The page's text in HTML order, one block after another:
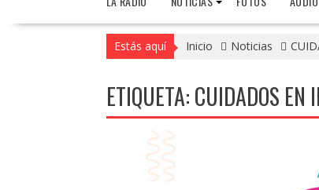
Estás aquí Inicio Noticias
ETIQUETA:CUIDADOS EN